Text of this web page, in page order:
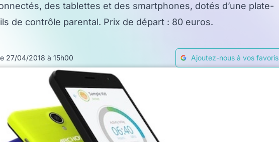
des tablettes et des smartphones, dotés d’une plate-
de contrôle parental. Prix de départ : 80 euros.
27/04/2018 à 15h00 Ajoutez-nous à vos favoris